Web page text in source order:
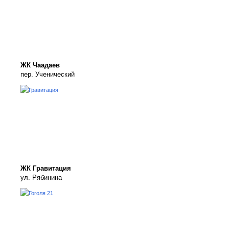
ЖК Чаадаев
пер. Ученический
ЖК Гравитация
ул. Рябинина